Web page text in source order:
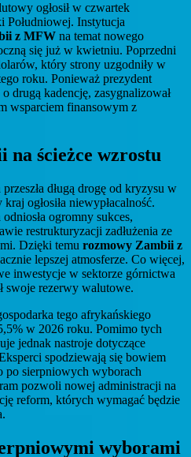
ogłosił w czwartek
Południowej. Instytucja
z MFW na temat nowego
się już w kwietniu. Poprzedni
który strony uzgodniły w
roku. Ponieważ prezydent
drugą kadencję, zasygnalizował
wsparciem finansowym z
na ścieżce wzrostu
długą drogę od kryzysu w
ogłosiła niewypłacalność.
ogromny sukces,
restrukturyzacji zadłużenia ze
Dzięki temu rozmowy Zambii z
lepszej atmosferze. Co więcej,
inwestycje w sektorze górnictwa
swoje rezerwy walutowe.
tego afrykańskiego
w 2026 roku. Pomimo tych
jednak nastroje dotyczące
spodziewają się bowiem
po sierpniowych wyborach
pozwoli nowej administracji na
reform, których wymagać będzie
wyborami